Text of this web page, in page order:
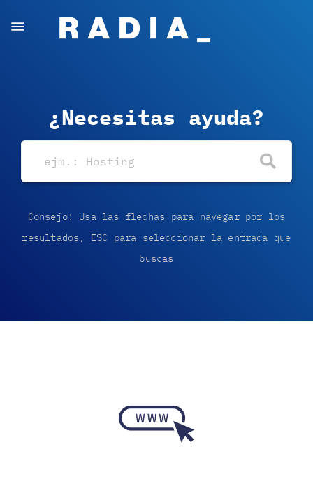
¿Necesitas ayuda?
Consejo: Usa las flechas para navegar por los
resultados, ESC para seleccionar la entrada que
buscas